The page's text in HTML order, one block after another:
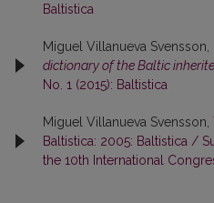
Baltistica
Miguel Villanueva Svensson,
dictionary of the Baltic
No. 1 (2015): Baltistica
Miguel Villanueva Svensson,
Baltistica: 2005: Baltistica /
the 10th International